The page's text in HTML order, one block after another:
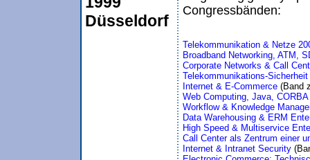
Düsseldorf
Congressbänden:
Telekommunikation & Netze
Broadband Networking, ATM,
Corporate Networks & Call
Telekommunikations-
Internet & E-Commerce (Band
Web Computing, Java,
Workflow & Knowledge
Data Warehousing & ERM
High Speed & Multiservice
Call Center als Zentrum einer
Internet & Intranet Security